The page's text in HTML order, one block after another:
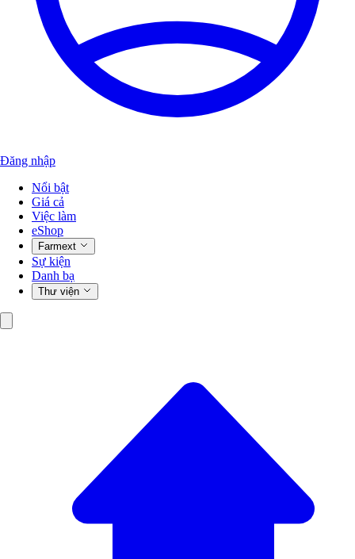
Đăng nhập
Nổi bật
Giá cả
Việc làm
eShop
Farmext
Sự kiện
Danh bạ
Thư viện